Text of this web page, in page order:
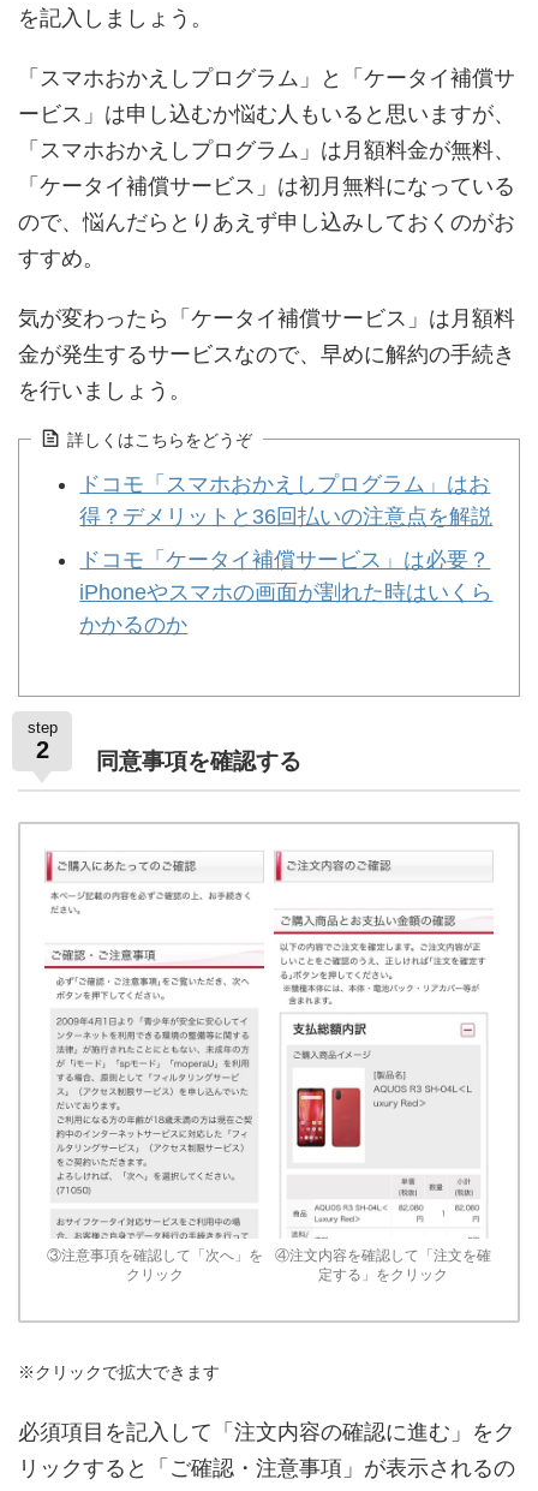
を記入しましょう。
「スマホおかえしプログラム」と「ケータイ補償サ
ービス」は申し込むか悩む人もいると思いますが、
「スマホおかえしプログラム」は月額料金が無料、
「ケータイ補償サービス」は初月無料になっている
ので、悩んだらとりあえず申し込みしておくのがお
すすめ。
気が変わったら「ケータイ補償サービス」は月額料
金が発生するサービスなので、早めに解約の手続き
を行いましょう。
詳しくはこちらをどうぞ
ドコモ「スマホおかえしプログラム」はお
得？デメリットと36回払いの注意点を解説
ドコモ「ケータイ補償サービス」は必要？
iPhoneやスマホの画面が割れた時はいくら
かかるのか
step
2 同意事項を確認する
③注意事項を確認して「次へ」を
クリック
④注文内容を確認して「注文を確
定する」をクリック
※クリックで拡大できます
必須項目を記入して「注文内容の確認に進む」をク
リックすると「ご確認・注意事項」が表示されるの